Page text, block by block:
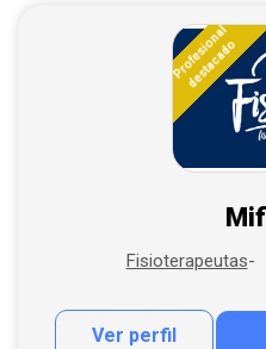
Profesional
destacado
Fisioterapeutas
Ver perfil